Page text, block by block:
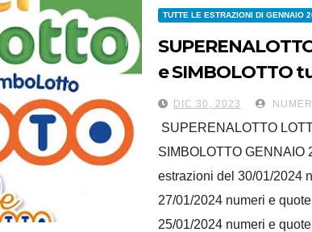
TUTTE LE ESTRAZIONI DI GENNAIO
e SIMBOLOTTO
GENNAIO 2024
DIC 30, 2023
SUPERENALOTTO
SIMBOLOTTO GENNAIO
estrazioni del 30/01/2024
27/01/2024 numeri e
25/01/2024 numeri e